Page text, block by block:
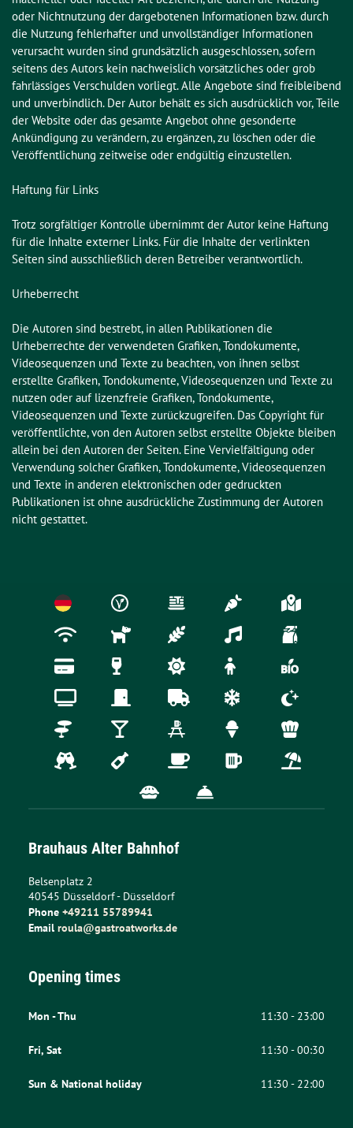
oder Nichtnutzung der dargebotenen Informationen bzw. durch
die Nutzung fehlerhafter und unvollständiger Informationen
verursacht wurden sind grundsätzlich ausgeschlossen, sofern
seitens des Autors kein nachweislich vorsätzliches oder grob
fahrlässiges Verschulden vorliegt. Alle Angebote sind freibleibend
und unverbindlich. Der Autor behält es sich ausdrücklich vor, Teile
der Website oder das gesamte Angebot ohne gesonderte
Ankündigung zu verändern, zu ergänzen, zu löschen oder die
Veröffentlichung zeitweise oder endgültig einzustellen.
Haftung für Links
Trotz sorgfältiger Kontrolle übernimmt der Autor keine Haftung
für die Inhalte externer Links. Für die Inhalte der verlinkten
Seiten sind ausschließlich deren Betreiber verantwortlich.
Urheberrecht
Die Autoren sind bestrebt, in allen Publikationen die
Urheberrechte der verwendeten Grafiken, Tondokumente,
Videosequenzen und Texte zu beachten, von ihnen selbst
erstellte Grafiken, Tondokumente, Videosequenzen und Texte zu
nutzen oder auf lizenzfreie Grafiken, Tondokumente,
Videosequenzen und Texte zurückzugreifen. Das Copyright für
veröffentlichte, von den Autoren selbst erstellte Objekte bleiben
allein bei den Autoren der Seiten. Eine Vervielfältigung oder
Verwendung solcher Grafiken, Tondokumente, Videosequenzen
und Texte in anderen elektronischen oder gedruckten
Publikationen ist ohne ausdrückliche Zustimmung der Autoren
nicht gestattet.
Brauhaus Alter Bahnhof
Belsenplatz 2
40545 Düsseldorf- Düsseldorf
Phone +49211 55789941
Email roula@gastroatworks.de
Opening times
Mon - Thu 11:30 - 23:00
Fri, Sat 11:30 - 00:30
Sun & National holiday 11:30 - 22:00